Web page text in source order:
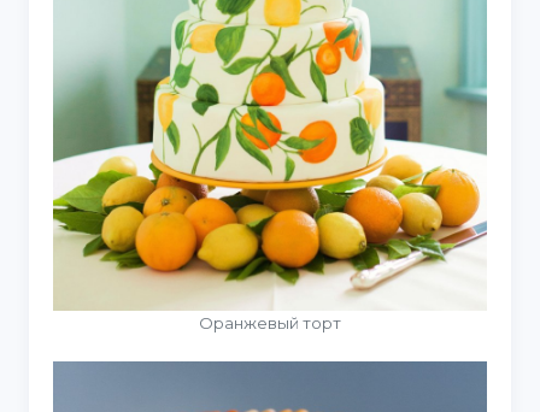
Оранжевый торт